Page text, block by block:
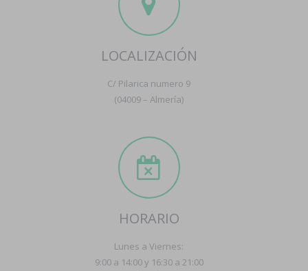
LOCALIZACIÓN
C/ Pilarica numero 9
(04009 – Almería)
HORARIO
Lunes a Viernes:
9:00 a 14:00 y 16:30 a 21:00